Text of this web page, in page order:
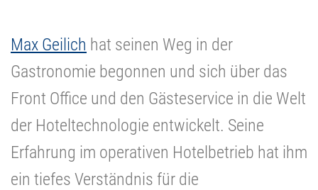
Max Geilich hat seinen Weg in der
Gastronomie begonnen und sich über das
Front Office und den Gästeservice in die Welt
der Hoteltechnologie entwickelt. Seine
Erfahrung im operativen Hotelbetrieb hat ihm
ein tiefes Verständnis für die